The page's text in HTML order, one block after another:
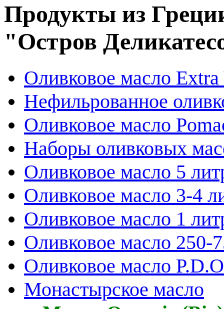
Продукты из
"Остров
Оливковое масло
Нефильрованное
Оливковое масло
Наборы оливковых
Оливковое масло 5
Оливковое масло 3-4
Оливковое масло 1
Оливковое масло 250-
Оливковое масло
Монастырское масло